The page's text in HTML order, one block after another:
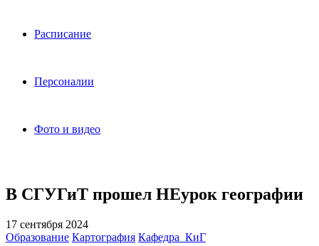
Расписание
Персоналии
Фото и видео
В СГУГиТ прошел НЕурок географии
17 сентября 2024
Образование Картография Кафедра_КиГ